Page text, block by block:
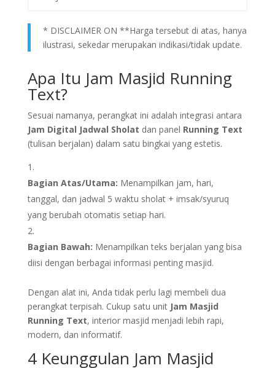
* DISCLAIMER ON **Harga tersebut di atas, hanya
ilustrasi, sekedar merupakan indikasi/tidak update.
Apa Itu Jam Masjid Running
Text?
Sesuai namanya, perangkat ini adalah integrasi antara
Jam Digital Jadwal Sholat dan panel Running Text
(tulisan berjalan) dalam satu bingkai yang estetis.
Bagian Atas/Utama: Menampilkan jam, hari,
tanggal, dan jadwal 5 waktu sholat + imsak/syuruq
yang berubah otomatis setiap hari.
Bagian Bawah: Menampilkan teks berjalan yang bisa
diisi dengan berbagai informasi penting masjid.
Dengan alat ini, Anda tidak perlu lagi membeli dua
perangkat terpisah. Cukup satu unit Jam Masjid
Running Text, interior masjid menjadi lebih rapi,
modern, dan informatif.
4 Keunggulan Jam Masjid